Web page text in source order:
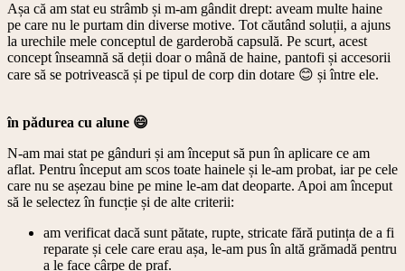
Așa că am stat eu strâmb și m-am gândit drept: aveam multe haine
pe care nu le purtam din diverse motive. Tot căutând soluții, a ajuns
la urechile mele conceptul de garderobă capsulă. Pe scurt, acest
concept înseamnă să deții doar o mână de haine, pantofi și accesorii
care să se potrivească și pe tipul de corp din dotare 😊 și între ele.
în pădurea cu alune 😄
N-am mai stat pe gânduri și am început să pun în aplicare ce am
aflat. Pentru început am scos toate hainele și le-am probat, iar pe cele
care nu se așezau bine pe mine le-am dat deoparte. Apoi am început
să le selectez în funcție și de alte criterii:
am verificat dacă sunt pătate, rupte, stricate fără putința de a fi
reparate și cele care erau așa, le-am pus în altă grămadă pentru
a le face cârpe de praf.